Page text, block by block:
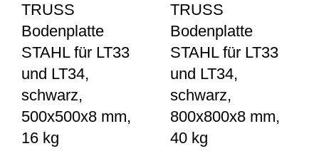
TRUSS
Bodenplatte
STAHL für LT33
und LT34,
schwarz,
500x500x8 mm,
16 kg
TRUSS
Bodenplatte
STAHL für LT33
und LT34,
schwarz,
800x800x8 mm,
40 kg